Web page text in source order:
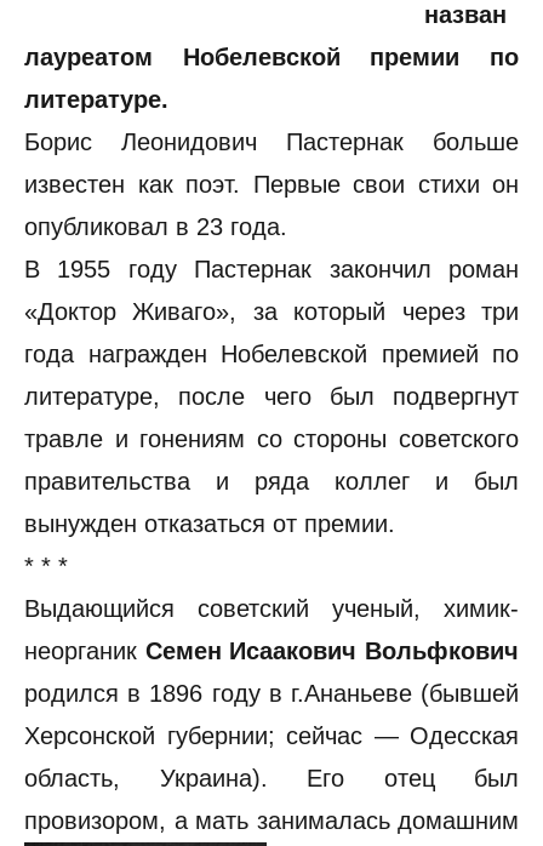
назван
лауреатом Нобелевской премии по
литературе.
Борис Леонидович Пастернак больше
известен как поэт. Первые свои стихи он
опубликовал в 23 года.
В 1955 году Пастернак закончил роман
«Доктор Живаго», за который через три
года награжден Нобелевской премией по
литературе, после чего был подвергнут
травле и гонениям со стороны советского
правительства и ряда коллег и был
вынужден отказаться от премии.
* * *
Выдающийся советский ученый, химик-
неорганик Семен Исаакович Вольфкович
родился в 1896 году в г.Ананьеве (бывшей
Херсонской губернии; сейчас — Одесская
область, Украина). Его отец был
провизором, а мать занималась домашним